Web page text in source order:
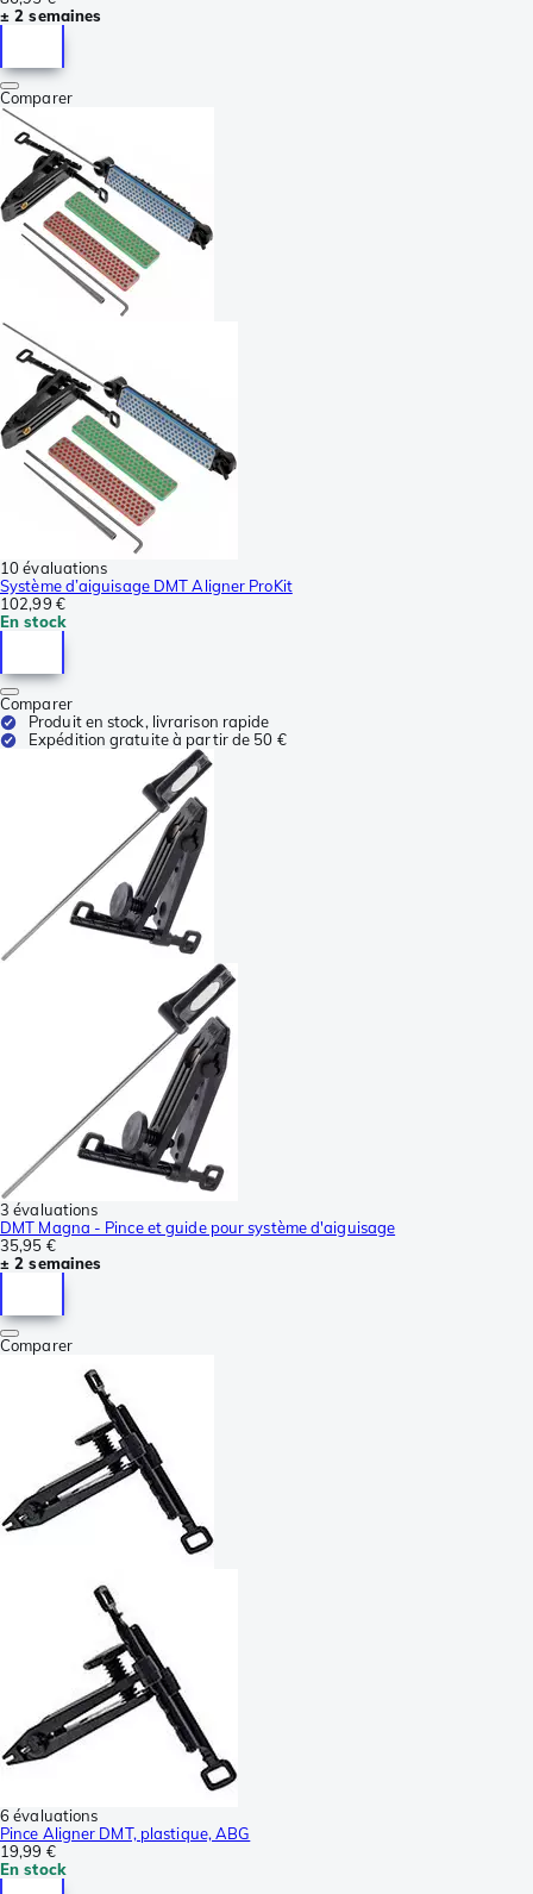
± 2 semaines
Comparer
10 évaluations
Système d’aiguisage DMT Aligner ProKit
102,99 €
En stock
Comparer
Produit en stock, livrarison rapide
Expédition gratuite à partir de 50 €
3 évaluations
DMT Magna - Pince et guide pour système d'aiguisage
35,95 €
± 2 semaines
Comparer
6 évaluations
Pince Aligner DMT, plastique, ABG
19,99 €
En stock